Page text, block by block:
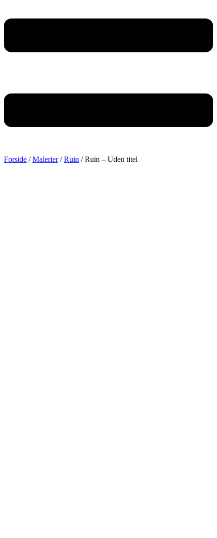
Forside /Malerier/Ruin / Ruin – Uden titel